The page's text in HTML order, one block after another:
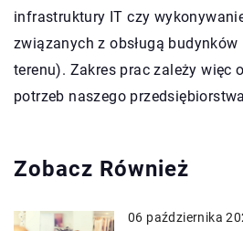
infrastruktury IT czy
związanych z obsługą
terenu). Zakres prac zależy więc
potrzeb naszego
Zobacz Również
06 października